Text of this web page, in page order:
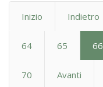
Inizio Indietro
64 65 66
70 Avanti